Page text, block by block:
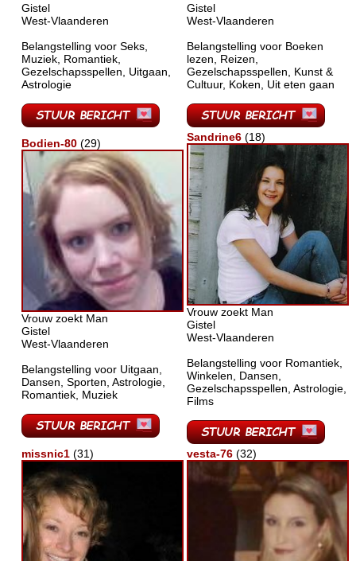
Gistel
West-Vlaanderen
Belangstelling voor Seks,
Muziek, Romantiek,
Gezelschapsspellen, Uitgaan,
Astrologie
Gistel
West-Vlaanderen
Belangstelling voor Boeken
lezen, Reizen,
Gezelschapsspellen, Kunst &
Cultuur, Koken, Uit eten gaan
Bodien-80 (29)
Vrouw zoekt Man
Gistel
West-Vlaanderen
Belangstelling voor Uitgaan,
Dansen, Sporten, Astrologie,
Romantiek, Muziek
Sandrine6 (18)
Vrouw zoekt Man
Gistel
West-Vlaanderen
Belangstelling voor Romantiek,
Winkelen, Dansen,
Gezelschapsspellen, Astrologie,
Films
missnic1 (31) vesta-76 (32)